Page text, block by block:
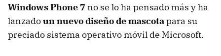
Windows Phone 7 no se lo ha pensado más y ha
lanzadoun nuevo diseño de mascotapara su
preciado sistema operativo móvil de Microsoft.